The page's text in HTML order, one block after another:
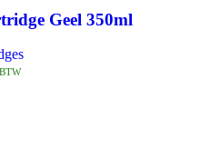
Geel 350ml